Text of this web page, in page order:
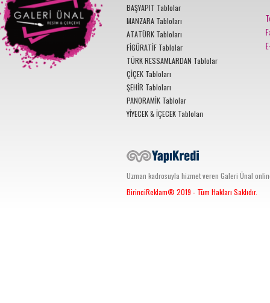
BAŞYAPIT Tablolar
MANZARA Tabloları
ATATÜRK Tabloları
FİGÜRATİF Tablolar
TÜRK RESSAMLARDAN Tablolar
ÇİÇEK Tabloları
ŞEHİR Tabloları
PANORAMİK Tablolar
YİYECEK & İÇECEK Tabloları
Uzman kadrosuyla hizmet veren Galeri Ünal
BirinciReklam® 2019 - Tüm Hakları Saklıdır.